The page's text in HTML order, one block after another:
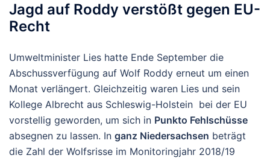
Jagd auf Roddy verstößt gegen EU-
Recht
Umweltminister Lies hatte Ende September die
Abschussverfügung auf Wolf Roddy erneut um einen
Monat verlängert. Gleichzeitig waren Lies und sein
Kollege Albrecht aus Schleswig-Holstein bei der EU
vorstellig geworden, um sich in Punkto Fehlschüsse
absegnen zu lassen. In ganz Niedersachsen beträgt
die Zahl der Wolfsrisse im Monitoringjahr 2018/19